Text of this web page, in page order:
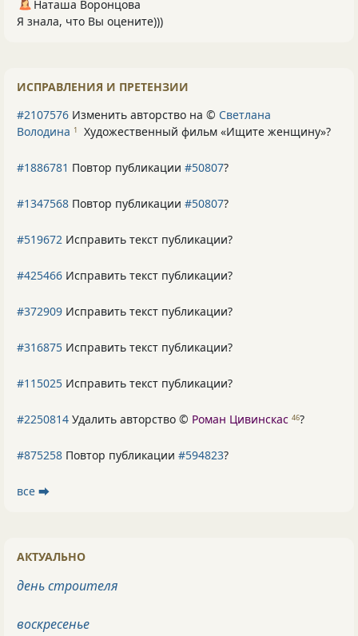
Наташа Воронцова
Я знала, что Вы оцените)))
ИСПРАВЛЕНИЯ И ПРЕТЕНЗИИ
#2107576 Изменить авторство на © Светлана
Володина 1 Художественный фильм «Ищите женщину»?
#1886781 Повтор публикации #50807?
#1347568 Повтор публикации #50807?
#519672 Исправить текст публикации?
#425466 Исправить текст публикации?
#372909 Исправить текст публикации?
#316875 Исправить текст публикации?
#115025 Исправить текст публикации?
#2250814 Удалить авторство © Роман Цивинскас 46?
#875258 Повтор публикации #594823?
все ⮕
АКТУАЛЬНО
день строителя
воскресенье